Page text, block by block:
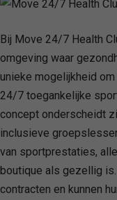
Bij Move 24/7 Health
omgeving waar
unieke mogelijkheid
24/7 toegankelijke
concept onderscheidt
inclusieve
van sportprestaties,
boutique als gezellig
contracten en kunnen